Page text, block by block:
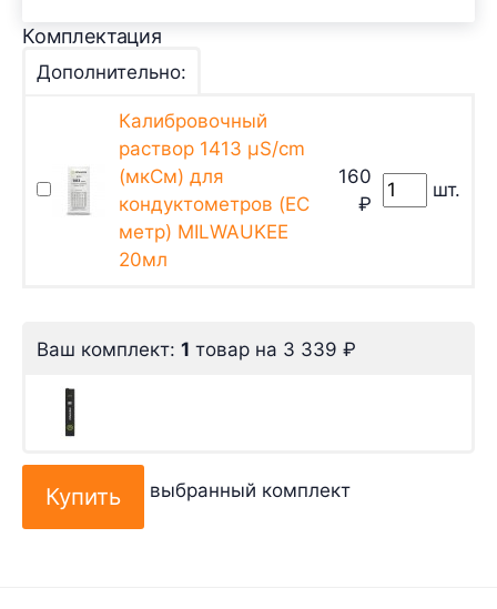
Комплектация
Дополнительно:
Калибровочный
раствор 1413 µS/cm
(мкСм) для
кондуктометров (EC
метр) MILWAUKEE
20мл
160
₽
шт.
Ваш комплект: 1 товар на 3 339 ₽
выбранный комплект